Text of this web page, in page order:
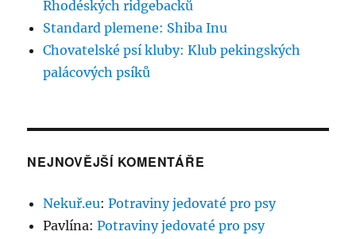
Rhodéských ridgebacků
Standard plemene: Shiba Inu
Chovatelské psí kluby: Klub pekingských
palácových psíků
NEJNOVĚJŠÍ KOMENTÁŘE
Nekuř.eu:Potraviny jedovaté pro psy
Pavlína:Potraviny jedovaté pro psy